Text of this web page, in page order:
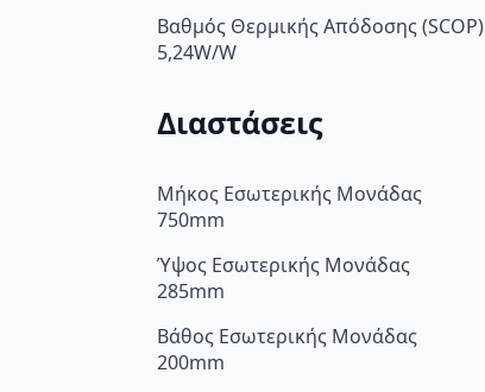
Βαθμός Θερμικής Απόδοσης (SCOP)
5,24W/W
Διαστάσεις
Μήκος Εσωτερικής Μονάδας
750mm
Ύψος Εσωτερικής Μονάδας
285mm
Βάθος Εσωτερικής Μονάδας
200mm